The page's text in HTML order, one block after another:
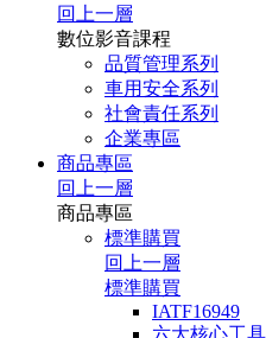
回上一層
數位影音課程
品質管理系列
車用安全系列
社會責任系列
企業專區
商品專區
回上一層
商品專區
標準購買
回上一層
標準購買
IATF16949
六大核心工